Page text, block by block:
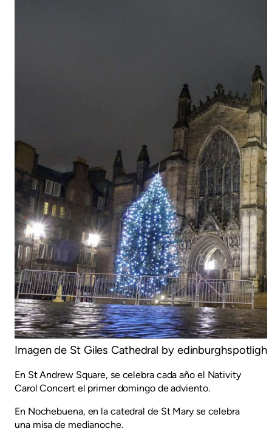
Imagen de St Giles Cathedral by
En St Andrew Square, se celebra cada año el Nativity
Carol Concert el primer domingo de adviento.
En Nochebuena, en la catedral de St Mary se celebra
una misa de medianoche.